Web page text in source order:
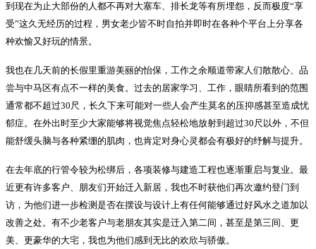
到现在为止大部份的人都不再对大塞车、排长龙等有所埋怨，反而极度“享
受”这久无经历的过程，男女老少皆不时自拍并即时在各种个平台上分享各
种欢愉又好玩的情景。
我也在几天前的长假里重游美丽的怡保，工作之余顺道带家人们散散心、品
尝与中马区有点不一样的美食。过去的居家学习、工作，眼睛所看到的范围
通常都不超过30尺，长久下来可能对一些人会产生莫名的压抑感甚至造成忧
郁症。在外出时至少大家能够将视觉焦点轻松地放射到超过30尺以外，不但
能舒缓头脑与各种紧绷的肌肉，也肯定对身心灵都会有极好的纾解与提升。
在去年底的行管令较为松绑后，各项装修与建造工程也逐渐重启与复业。最
近更有许多客户、朋友们开始迁入新居，我也不时获他们再次邀约登门到
访，为他们进一步检测是否在摆设与设计上有任何能够通过好风水之道加以
改善之处。有不少老客户与老朋友其实是迁入第二间，甚至是第三间、更
美、更豪华的大宅，我也为他们感到无比的欢欣与骄傲。